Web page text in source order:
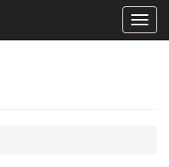
Toggle